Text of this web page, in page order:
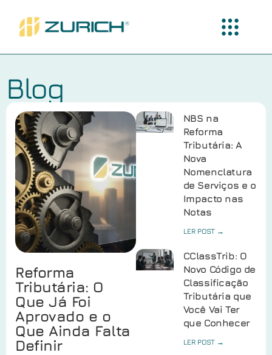
Blog
Reforma
Tributária: O
Que Já Foi
Aprovado e o
Que Ainda Falta
Definir
NBS na
Reforma
Tributária: A
Nova
Nomenclatura
de Serviços e o
Impacto nas
Notas
LER POST →
CClassTrib: O
Novo Código de
Classificação
Tributária que
Você Vai Ter
que Conhecer
LER POST →